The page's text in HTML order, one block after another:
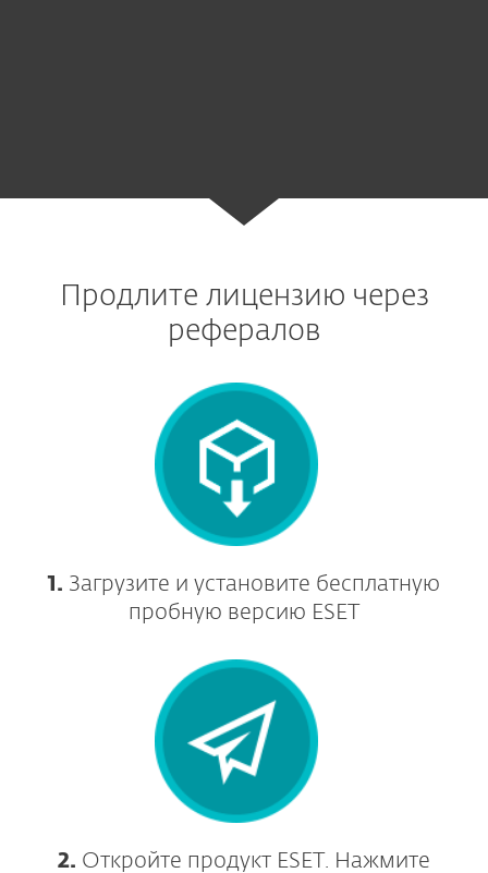
Продлите лицензию через
рефералов
1. Загрузите и установите бесплатную
пробную версию ESET
2. Откройте продукт ESET. Нажмите